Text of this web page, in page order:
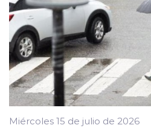
Miércoles 15 de julio de 2026